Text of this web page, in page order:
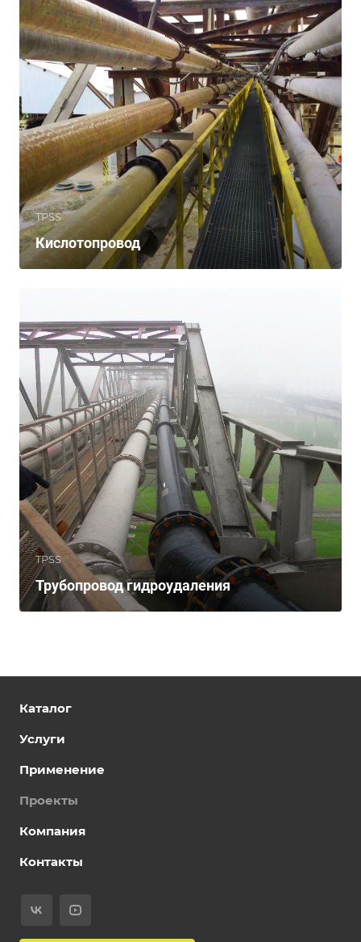
TPSS
Кислотопровод
TPSS
Трубопровод гидроудаления
Каталог
Услуги
Применение
Проекты
Компания
Контакты